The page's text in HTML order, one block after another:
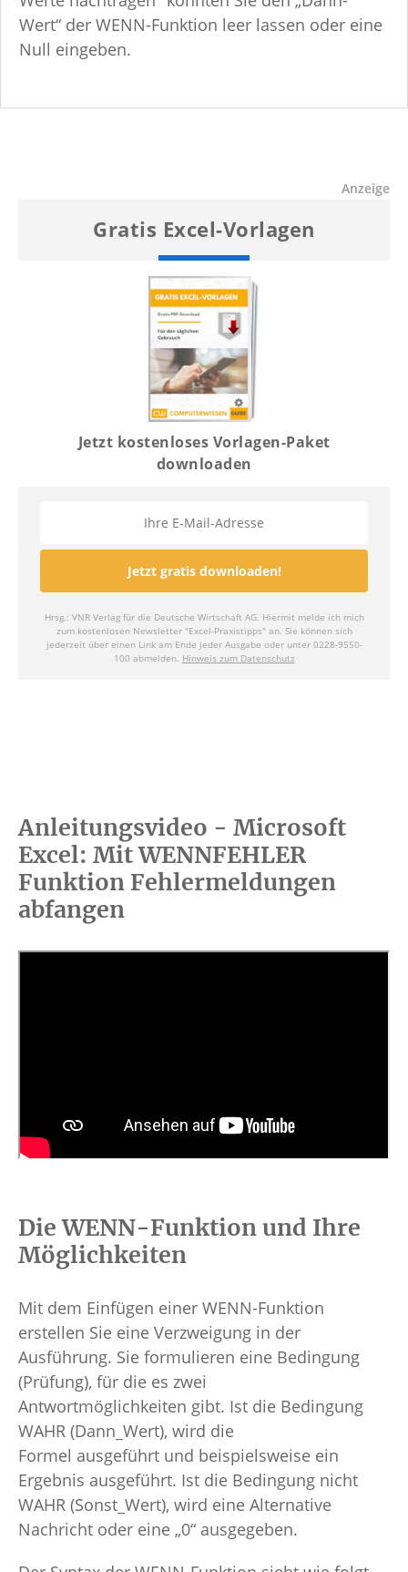
Wert“ der WENN-Funktion leer lassen oder eine
Null eingeben.
Anleitungsvideo - Microsoft
Excel: Mit WENNFEHLER
Funktion Fehlermeldungen
abfangen
Die WENN-Funktion und Ihre
Möglichkeiten
Mit dem Einfügen einer WENN-Funktion
erstellen Sie eine Verzweigung in der
Ausführung. Sie formulieren eine Bedingung
(Prüfung), für die es zwei
Antwortmöglichkeiten gibt. Ist die Bedingung
WAHR (Dann_Wert), wird die
Formel ausgeführt und beispielsweise ein
Ergebnis ausgeführt. Ist die Bedingung nicht
WAHR (Sonst_Wert), wird eine Alternative
Nachricht oder eine „0“ ausgegeben.